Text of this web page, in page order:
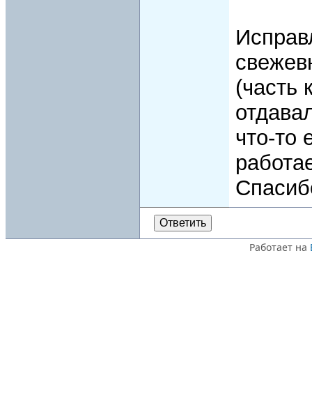
(часть
что-то
Ответить
Работает на